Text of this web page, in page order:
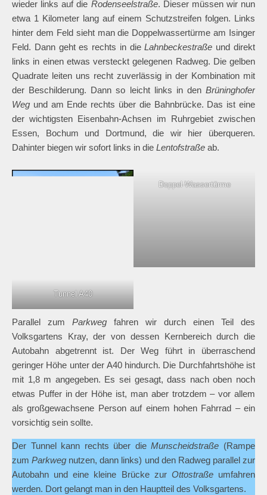
wieder links auf die Rodenseelstraße. Dieser müssen wir nun
etwa 1 Kilometer lang auf einem Schutzstreifen folgen. Links
hinter dem Feld sieht man die Doppelwassertürme am Isinger
Feld. Dann geht es rechts in dieLahnbeckestraße und direkt
links in einen etwas versteckt gelegenen Radweg. Die gelben
Quadrate leiten uns recht zuverlässig in der Kombination mit
der Beschilderung. Dann so leicht links in den Brüninghofer
Weg und am Ende rechts über die Bahnbrücke. Das ist eine
der wichtigsten Eisenbahn-Achsen im Ruhrgebiet zwischen
Essen, Bochum und Dortmund, die wir hier überqueren.
Dahinter biegen wir sofort links in die Lentofstraße ab.
Doppel-Wassertürme
Tunnel A40
Parallel zum Parkweg fahren wir durch einen Teil des
Volksgartens Kray, der von dessen Kernbereich durch die
Autobahn abgetrennt ist. Der Weg führt in überraschend
geringer Höhe unter der A40 hindurch. Die Durchfahrtshöhe ist
mit 1,8 m angegeben. Es sei gesagt, dass nach oben noch
etwas Puffer in der Höhe ist, man aber trotzdem – vor allem
als großgewachsene Person auf einem hohen Fahrrad – ein
vorsichtig sein sollte.
Der Tunnel kann rechts über dieMunscheidstraße (Rampe
zumParkweg nutzen, dann links) und den Radweg parallel zur
Autobahn und eine kleine Brücke zur Ottostraßeumfahren
werden. Dort gelangt man in den Hauptteil des Volksgartens.